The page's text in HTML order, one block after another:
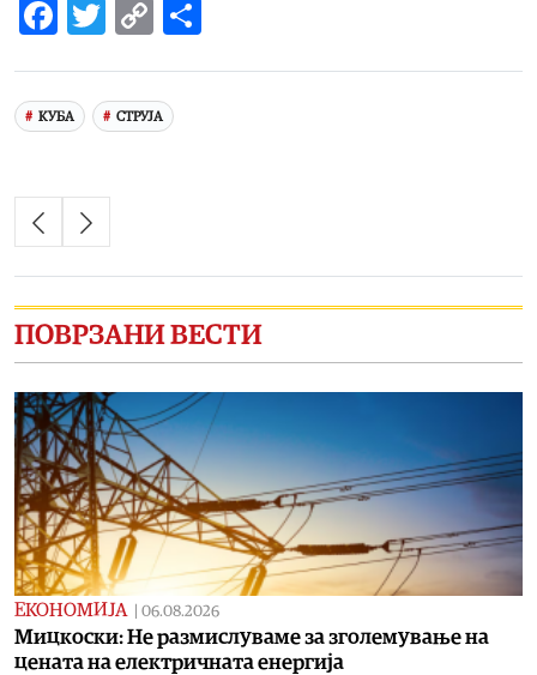
Facebook
Twitter
Copy
КУБА СТРУЈА
ПОВРЗАНИ ВЕСТИ
ЕКОНОМИЈА 06.08.2026
Мицкоски: Не размислуваме за зголемување на
цената на електричната енергија